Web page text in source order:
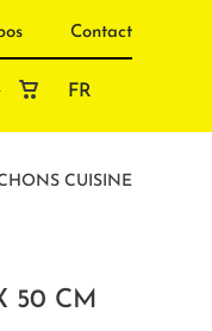
Contact
FR
CUISINE
50 CM